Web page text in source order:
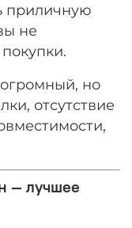
приличную
не
но
отсутствие
— лучшее